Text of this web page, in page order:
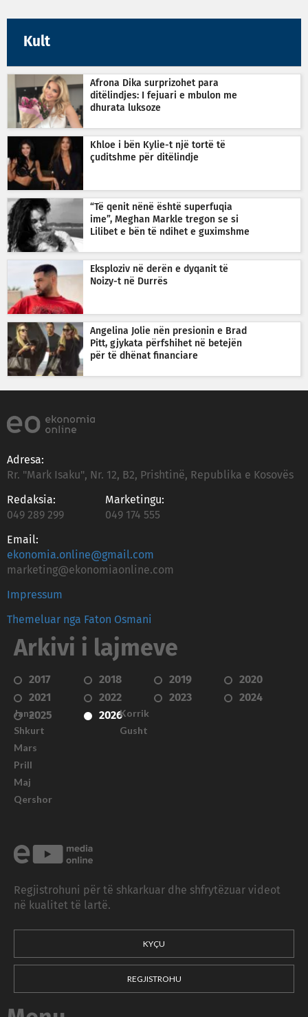
Kult
Afrona Dika surprizohet para
ditëlindjes: I fejuari e mbulon me
dhurata luksoze
Khloe i bën Kylie-t një tortë të
çuditshme për ditëlindje
“Të qenit nënë është superfuqia
ime”, Meghan Markle tregon se si
Lilibet e bën të ndihet e guximshme
Eksploziv në derën e dyqanit të
Noizy-t në Durrës
Angelina Jolie nën presionin e Brad
Pitt, gjykata përfshihet në betejën
për të dhënat financiare
Adresa:
Rr. "Mark Isaku", Nr. 12, B2, Prishtinë, Republika e Kosovës
Redaksia:
049 289 299
Marketingu:
049 174 555
Email:
ekonomia.online@gmail.com
marketing@ekonomiaonline.com
Impressum
Themeluar nga Faton Osmani
Arkivi i lajmeve
2017 2018 2019
2020
2021
2022 2023
2024
2025
2026
Janar
Shkurt
Mars
Prill
Maj
Qershor
Korrik
Gusht
Regjistrohuni për të shkarkuar dhe shfrytëzuar videot
në kualitet të lartë.
KYÇU
REGJISTROHU